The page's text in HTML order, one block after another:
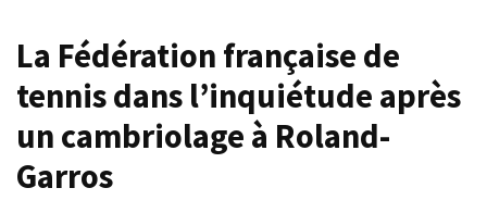
La Fédération française de
tennis dans l’inquiétude après
un cambriolage à Roland-
Garros